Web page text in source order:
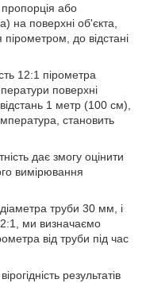
або
на поверхні об'єкта,
до відстані
12:1 пірометра
поверхні
1 метр (100 см),
становить
дає змогу оцінити
вимірювання
труби 30 мм, і
ми визначаємо
від труби під час
результатів